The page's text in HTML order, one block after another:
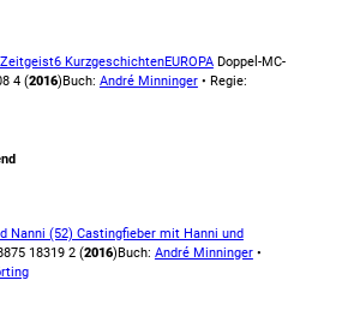
Zeitgeist6 KurzgeschichtenEUROPADoppel-MC-
4 (2016)Buch: André Minninger• Regie:
Nanni (52) Castingfieber mit Hanni und
18319 2 (2016)Buch: André Minninger•